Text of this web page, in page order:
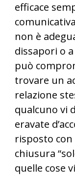
efficace
non è
dissapori o
può
trovare un
relazione
qualcuno vi
eravate
risposto con
chiusura
quelle cose